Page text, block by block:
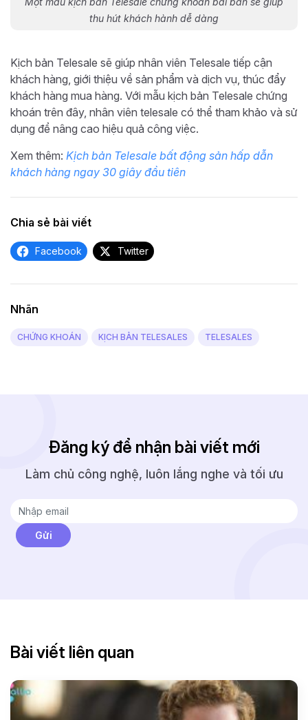
thu hút khách hành dễ dàng
Kịch bản Telesale sẽ giúp nhân viên Telesale tiếp cận
khách hàng, giới thiệu về sản phẩm và dịch vụ, thúc đẩy
khách hàng mua hàng. Với mẫu kịch bản Telesale chứng
khoán trên đây, nhân viên telesale có thể tham khảo và sử
dụng để nâng cao hiệu quả công việc.
Xem thêm: Kịch bản Telesale bất động sản hấp dẫn
khách hàng ngay 30 giây đầu tiên
Chia sẻ bài viết
Facebook Twitter
Nhãn
CHỨNG KHOÁN KỊCH BẢN TELESALES TELESALES
Đăng ký để nhận bài viết mới
Làm chủ công nghệ, luôn lắng nghe và tối ưu
Bài viết liên quan